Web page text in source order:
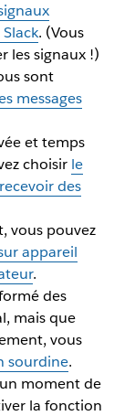
. (Vous
les signaux !)
sont
messages
et temps
choisir le
des
vous pouvez
appareil
.
des
mais que
vous
sourdine.
moment de
la fonction